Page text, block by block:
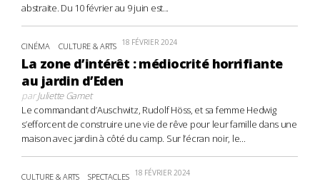
abstraite. Du 10 février au 9 juin est...
CINÉMA CULTURE & ARTS 18 FÉVRIER 2024
La zone d’intérêt : médiocrité horrifiante
au jardin d’Eden
parJuliette Gamet
Le commandant d’Auschwitz, Rudolf Höss, et sa femme Hedwig
s’efforcent de construire une vie de rêve pour leur famille dans une
maison avec jardin à côté du camp. Sur l’écran noir, le...
CULTURE & ARTS SPECTACLES 18 FÉVRIER 2024